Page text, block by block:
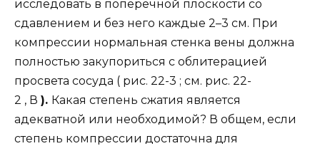
исследовать в поперечной плоскости со
сдавлением и без него каждые 2–3 см. При
компрессии нормальная стенка вены должна
полностью закупориться с облитерацией
просвета сосуда ( рис. 22-3 ; см. рис. 22-
2 , В ). Какая степень сжатия является
адекватной или необходимой? В общем, если
степень компрессии достаточна для